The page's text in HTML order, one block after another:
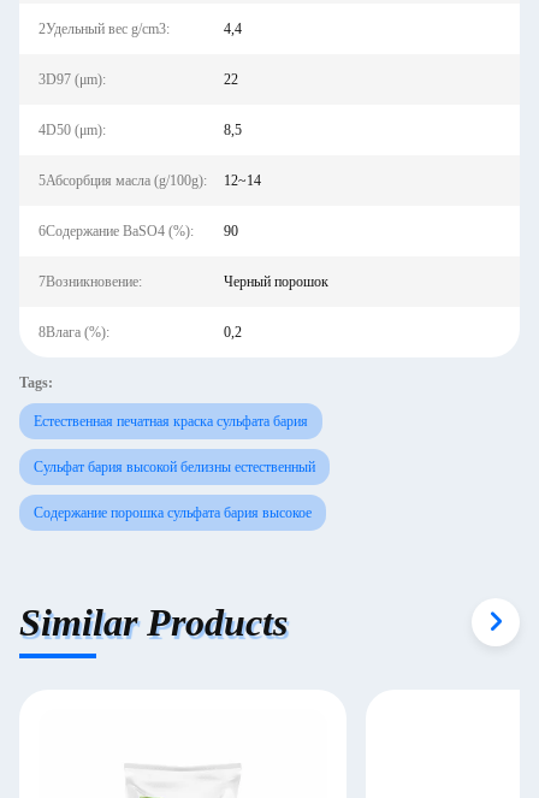
2Удельный вес g/cm3: 4,4
3D97 (μm): 22
4D50 (μm): 8,5
5Абсорбция масла (g/100g): 12~14
6Содержание BaSO4 (%): 90
7Возникновение: Черный порошок
8Влага (%): 0,2
Tags:
Естественная печатная краска сульфата бария
Сульфат бария высокой белизны естественный
Содержание порошка сульфата бария высокое
Similar Products